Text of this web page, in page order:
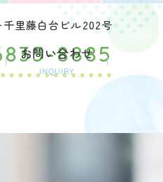
里藤白台ビル202号
8885
お問い合わせ
INQUIRY